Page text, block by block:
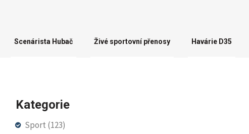
Scenárista Hubač Živé sportovní přenosy Havárie D35
Kategorie
Sport (123)